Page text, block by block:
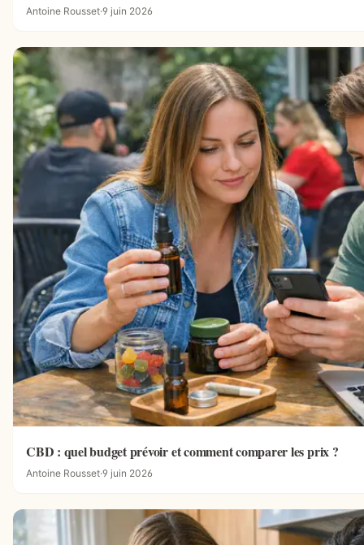
Antoine Rousset·9 juin 2026
CBD : quel budget prévoir et comment comparer les prix ?
Antoine Rousset·9 juin 2026